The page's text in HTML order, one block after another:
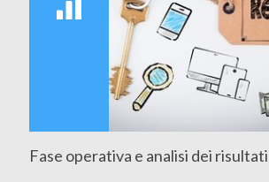
Fase operativa e analisi dei risultati